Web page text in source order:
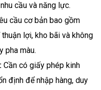
cầu và năng lực.
cầu cơ bản bao gồm
lợi, kho bãi và không
pha màu.
Cần có giấy phép kinh
định để nhập hàng, duy